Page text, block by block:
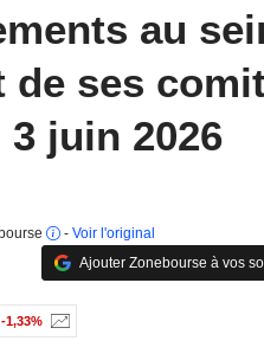
au
ses
juin 2026
- Voir l'original
Ajouter Zonebourse à vos
-1,33%